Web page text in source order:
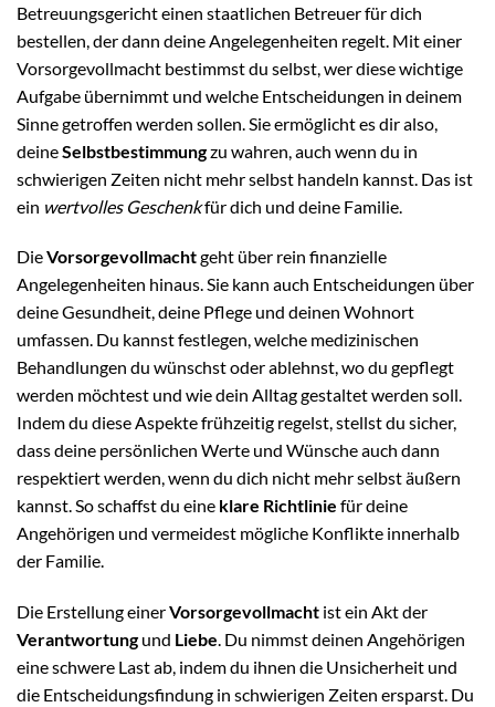
Betreuungsgericht einen staatlichen Betreuer für dich
bestellen, der dann deine Angelegenheiten regelt. Mit einer
Vorsorgevollmacht bestimmst du selbst, wer diese wichtige
Aufgabe übernimmt und welche Entscheidungen in deinem
Sinne getroffen werden sollen. Sie ermöglicht es dir also,
deineSelbstbestimmungzu wahren, auch wenn du in
schwierigen Zeiten nicht mehr selbst handeln kannst. Das ist
ein wertvolles Geschenkfür dich und deine Familie.
DieVorsorgevollmachtgeht über rein finanzielle
Angelegenheiten hinaus. Sie kann auch Entscheidungen über
deine Gesundheit, deine Pflege und deinen Wohnort
umfassen. Du kannst festlegen, welche medizinischen
Behandlungen du wünschst oder ablehnst, wo du gepflegt
werden möchtest und wie dein Alltag gestaltet werden soll.
Indem du diese Aspekte frühzeitig regelst, stellst du sicher,
dass deine persönlichen Werte und Wünsche auch dann
respektiert werden, wenn du dich nicht mehr selbst äußern
kannst. So schaffst du eine klare Richtlinie für deine
Angehörigen und vermeidest mögliche Konflikte innerhalb
der Familie.
Die Erstellung einerVorsorgevollmacht ist ein Akt der
Verantwortungund Liebe. Du nimmst deinen Angehörigen
eine schwere Last ab, indem du ihnen die Unsicherheit und
die Entscheidungsfindung in schwierigen Zeiten ersparst. Du